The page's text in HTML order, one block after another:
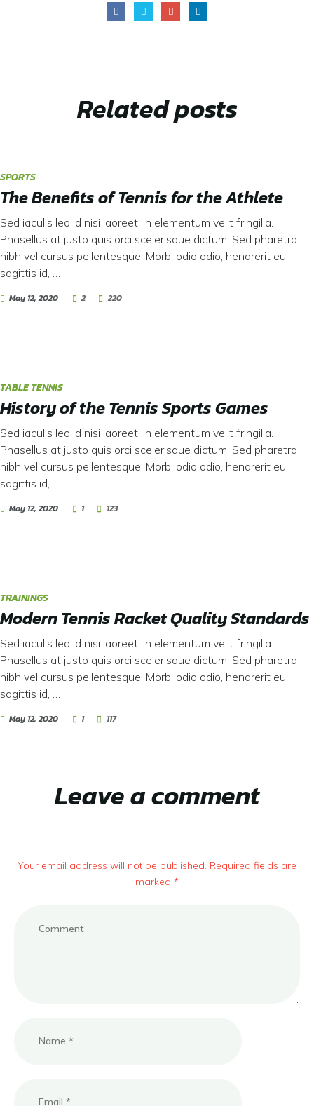
Relatedposts
SPORTS
The Benefits of Tennis for the Athlete
Sed iaculis leo id nisi laoreet, in elementum velit fringilla.
Phasellus at justo quis orci scelerisque dictum. Sed pharetra
nibh vel cursus pellentesque. Morbi odio odio, hendrerit eu
sagittis id, …
May 12, 2020 2 220
TABLE TENNIS
History of the Tennis Sports Games
Sed iaculis leo id nisi laoreet, in elementum velit fringilla.
Phasellus at justo quis orci scelerisque dictum. Sed pharetra
nibh vel cursus pellentesque. Morbi odio odio, hendrerit eu
sagittis id, …
May 12, 2020 1 123
TRAININGS
Modern Tennis Racket Quality Standards
Sed iaculis leo id nisi laoreet, in elementum velit fringilla.
Phasellus at justo quis orci scelerisque dictum. Sed pharetra
nibh vel cursus pellentesque. Morbi odio odio, hendrerit eu
sagittis id, …
May 12, 2020 1 117
Leave a comment
Your email address will not be published. Required fields are
marked *